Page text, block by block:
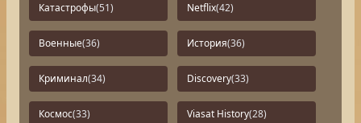
Катастрофы(51) Netflix(42)
Военные(36) История(36)
Криминал(34) Discovery(33)
Космос(33) Viasat History(28)